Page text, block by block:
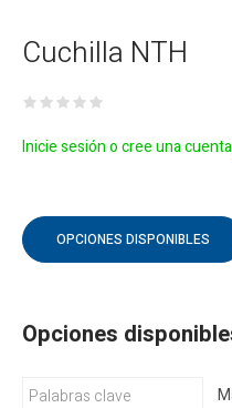
Cuchilla NTH
Inicie sesión o cree una
OPCIONES DISPONIBLES
Opciones